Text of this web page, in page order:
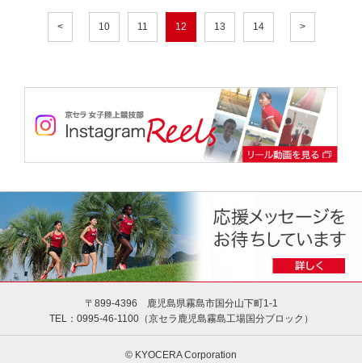
< 10 11 12 13 14 >
〒899-4396 鹿児島県霧島市国分山下町1-1
TEL：0995-46-1100（京セラ⿅児島霧島⼯場国分ブロック）
© KYOCERA Corporation